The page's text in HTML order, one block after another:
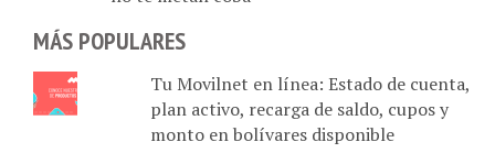
MÁS POPULARES
Tu Movilnet en línea: Estado de cuenta,
plan activo, recarga de saldo, cupos y
monto en bolívares disponible